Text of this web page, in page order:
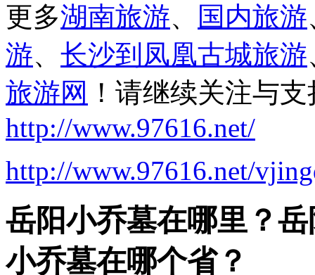
更多湖南旅游、 国内旅游
游、 长沙到凤凰古城旅游
旅游网 ！请继续关注与
http://www.97616.net/
http://www.97616.net/
岳阳小乔墓在哪里？
小乔墓在哪个省？